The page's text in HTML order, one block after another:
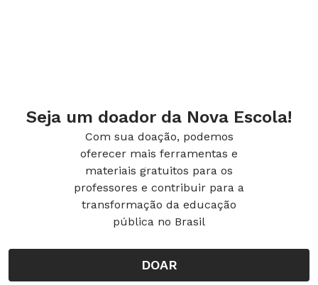
Seja um doador da Nova Escola!
Com sua doação, podemos
oferecer mais ferramentas e
materiais gratuitos para os
professores e contribuir para a
transformação da educação
pública no Brasil
DOAR